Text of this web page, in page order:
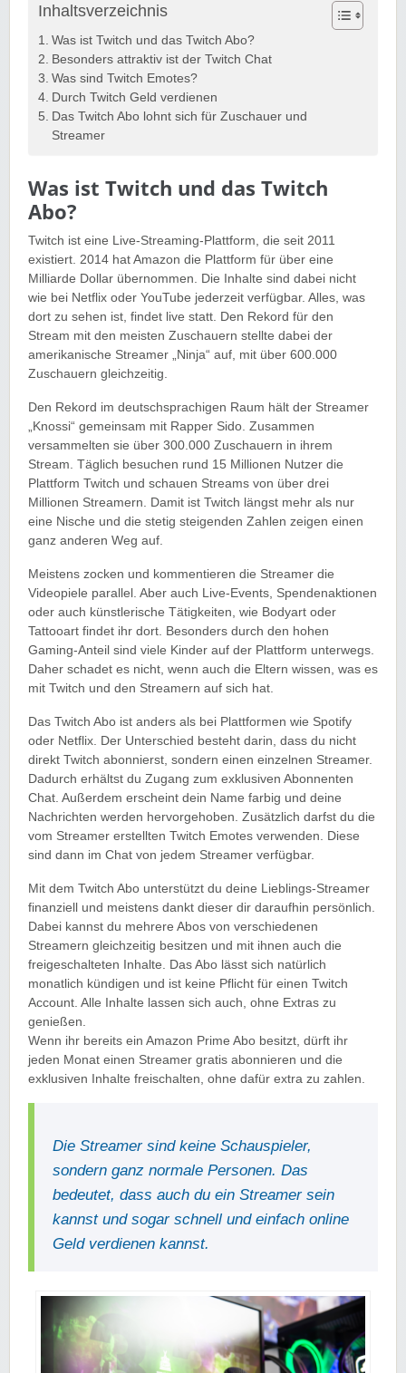
Inhaltsverzeichnis
Was ist Twitch und das Twitch Abo?
Besonders attraktiv ist der Twitch Chat
Was sind Twitch Emotes?
Durch Twitch Geld verdienen
Das Twitch Abo lohnt sich für Zuschauer und
Streamer
Was ist Twitch und das Twitch
Abo?
Twitch ist eine Live-Streaming-Plattform, die seit 2011
existiert. 2014 hat Amazon die Plattform für über eine
Milliarde Dollar übernommen. Die Inhalte sind dabei nicht
wie bei Netflix oder YouTube jederzeit verfügbar. Alles, was
dort zu sehen ist, findet live statt. Den Rekord für den
Stream mit den meisten Zuschauern stellte dabei der
amerikanische Streamer „Ninja“ auf, mit über 600.000
Zuschauern gleichzeitig.
Den Rekord im deutschsprachigen Raum hält der Streamer
„Knossi“ gemeinsam mit Rapper Sido. Zusammen
versammelten sie über 300.000 Zuschauern in ihrem
Stream. Täglich besuchen rund 15 Millionen Nutzer die
Plattform Twitch und schauen Streams von über drei
Millionen Streamern. Damit ist Twitch längst mehr als nur
eine Nische und die stetig steigenden Zahlen zeigen einen
ganz anderen Weg auf.
Meistens zocken und kommentieren die Streamer die
Videopiele parallel. Aber auch Live-Events, Spendenaktionen
oder auch künstlerische Tätigkeiten, wie Bodyart oder
Tattooart findet ihr dort. Besonders durch den hohen
Gaming-Anteil sind viele Kinder auf der Plattform unterwegs.
Daher schadet es nicht, wenn auch die Eltern wissen, was es
mit Twitch und den Streamern auf sich hat.
Das Twitch Abo ist anders als bei Plattformen wie Spotify
oder Netflix. Der Unterschied besteht darin, dass du nicht
direkt Twitch abonnierst, sondern einen einzelnen Streamer.
Dadurch erhältst du Zugang zum exklusiven Abonnenten
Chat. Außerdem erscheint dein Name farbig und deine
Nachrichten werden hervorgehoben. Zusätzlich darfst du die
vom Streamer erstellten Twitch Emotes verwenden. Diese
sind dann im Chat von jedem Streamer verfügbar.
Mit dem Twitch Abo unterstützt du deine Lieblings-Streamer
finanziell und meistens dankt dieser dir daraufhin persönlich.
Dabei kannst du mehrere Abos von verschiedenen
Streamern gleichzeitig besitzen und mit ihnen auch die
freigeschalteten Inhalte. Das Abo lässt sich natürlich
monatlich kündigen und ist keine Pflicht für einen Twitch
Account. Alle Inhalte lassen sich auch, ohne Extras zu
genießen.
Wenn ihr bereits ein Amazon Prime Abo besitzt, dürft ihr
jeden Monat einen Streamer gratis abonnieren und die
exklusiven Inhalte freischalten, ohne dafür extra zu zahlen.
Die Streamer sind keine Schauspieler,
sondern ganz normale Personen. Das
bedeutet, dass auch du ein Streamer sein
kannst und sogar schnell und einfach online
Geld verdienen kannst.